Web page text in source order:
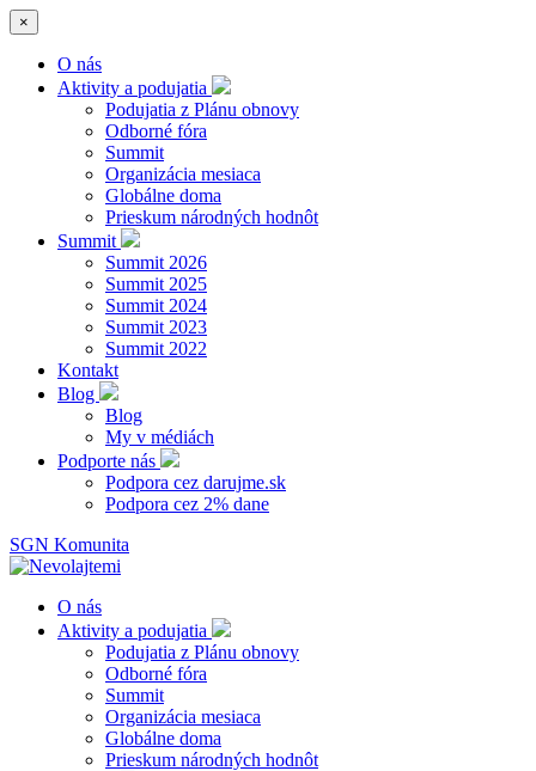
×
O nás
Aktivity a podujatia
Podujatia z Plánu obnovy
Odborné fóra
Summit
Organizácia mesiaca
Globálne doma
Prieskum národných hodnôt
Summit
Summit 2026
Summit 2025
Summit 2024
Summit 2023
Summit 2022
Kontakt
Blog
Blog
My v médiách
Podporte nás
Podpora cez darujme.sk
Podpora cez 2% dane
SGN Komunita
O nás
Aktivity a podujatia
Podujatia z Plánu obnovy
Odborné fóra
Summit
Organizácia mesiaca
Globálne doma
Prieskum národných hodnôt